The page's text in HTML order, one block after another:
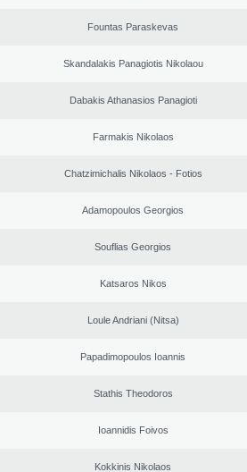
Fountas Paraskevas
Skandalakis Panagiotis Nikolaou
Dabakis Athanasios Panagioti
Farmakis Nikolaos
Chatzimichalis Nikolaos - Fotios
Adamopoulos Georgios
Souflias Georgios
Katsaros Nikos
Loule Andriani (Nitsa)
Papadimopoulos Ioannis
Stathis Theodoros
Ioannidis Foivos
Kokkinis Nikolaos